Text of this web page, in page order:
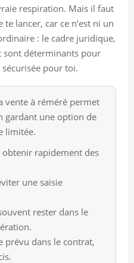
respiration. Mais il faut
lancer, car ce n’est ni un
: le cadre juridique,
sont déterminants pour
pour toi.
vente à réméré permet
gardant une option de
limitée.
obtenir rapidement des
une saisie
rester dans le
prévu dans le contrat,